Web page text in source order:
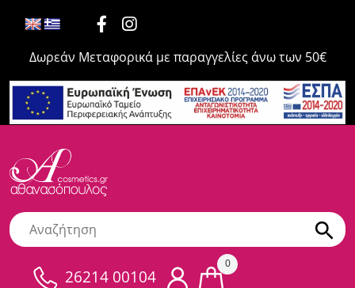
Δωρεάν Μεταφορικά με παραγγελίες άνω των 50€
26214 00104
0